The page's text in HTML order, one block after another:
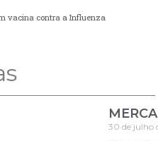
vacina contra a Influenza
30 de julho